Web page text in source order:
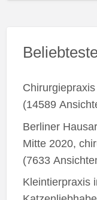
(14589
Berliner
Mitte 2020,
(7633
Kleintierpraxis